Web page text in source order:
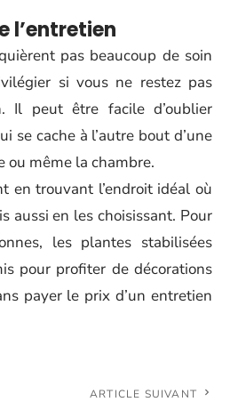
l’entretien
pas beaucoup de soin
si vous ne restez pas
Il peut être facile d’oublier
se cache à l’autre bout d’une
ou même la chambre.
en trouvant l’endroit idéal où
aussi en les choisissant. Pour
les plantes stabilisées
pour profiter de décorations
payer le prix d’un entretien
ARTICLE SUIVANT